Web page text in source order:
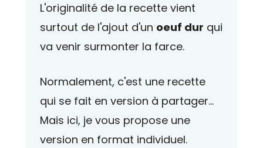
L'originalité de la recette vient
surtout de l'ajout d'un oeuf dur qui
va venir surmonter la farce.
Normalement, c'est une recette
qui se fait en version à partager...
Mais ici, je vous propose une
version en format individuel.